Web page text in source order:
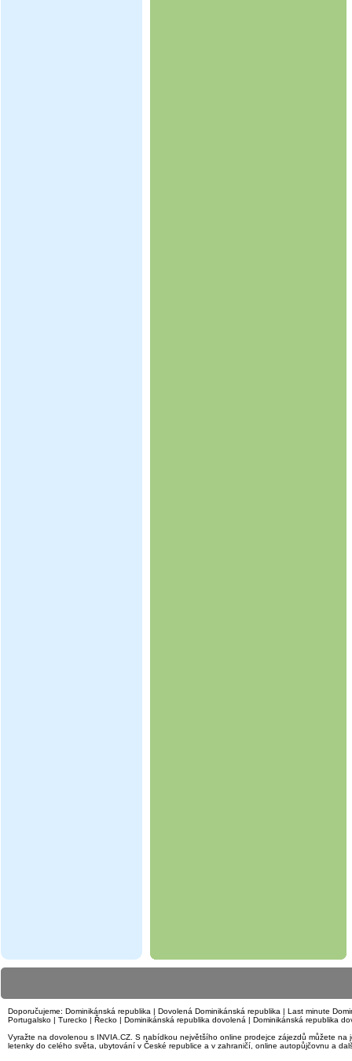
Doporučujeme: Dominikánská republika | Dovolená Dominikánská republika | Last minute
Portugalsko | Turecko | Řecko | Dominikánská republika dovolená | Dominikánská republika
Vyražte na dovolenou s INVIA.CZ. S nabídkou největšího online prodejce zájezdů můžete
letenky do celého světa, ubytování v České republice a v zahraničí, online autopůjčovnu a